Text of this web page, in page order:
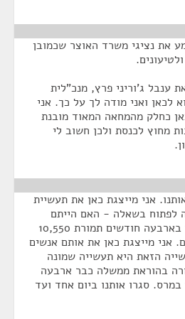
את נציגי משרד האוצר שכמובן
ענבל ג'וריני פרץ, מנכ"לית
לכאן ואני מודה לך על כך. אני
כחלק מהמחאה המאוד מובנת
מחוץ לכנסת ולכן חשוב לי
אני מייצגת כאן את תעשיית
לפתוח בשאלה - האם הייתם
מדמיינים את החיים שלכם בארבעה חודשים תמורת 10,550
אני מייצגת כאן את אותם אנשים
הזאת היא תעשייה שמונה
סגורה בהוראת ממשלה כבר ארבעה
חודשים, בערך החל מה-7 במרס. סגרו אותנו ביום אחד ועד